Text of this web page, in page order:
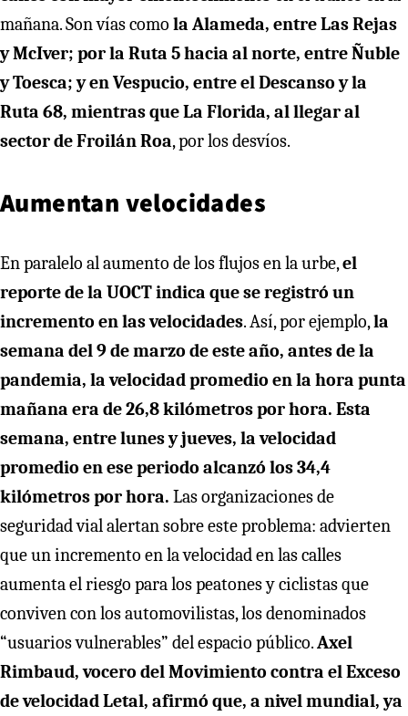
mañana. Son vías como la Alameda, entre Las Rejas
y McIver; por la Ruta 5 hacia al norte, entre Ñuble
y Toesca; y en Vespucio, entre el Descanso y la
Ruta 68, mientras que La Florida, al llegar al
sector de Froilán Roa, por los desvíos.
Aumentan velocidades
En paralelo al aumento de los flujos en la urbe,el
reporte de la UOCT indica que se registró un
incremento en las velocidades. Así, por ejemplo,la
semana del 9 de marzo de este año, antes de la
pandemia, la velocidad promedio en la hora punta
mañana era de 26,8 kilómetros por hora. Esta
semana, entre lunes y jueves, la velocidad
promedio en ese periodo alcanzó los 34,4
kilómetros por hora. Las organizaciones de
seguridad vial alertan sobre este problema: advierten
que un incremento en la velocidad en las calles
aumenta el riesgo para los peatones y ciclistas que
conviven con los automovilistas, los denominados
“usuarios vulnerables” del espacio público.Axel
Rimbaud, vocero del Movimiento contra el Exceso
de velocidad Letal, afirmó que, a nivel mundial, ya